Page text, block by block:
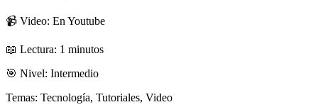
📹 Video: En Youtube
📖 Lectura: 1 minutos
🎯 Nivel: Intermedio
Temas: Tecnología, Tutoriales, Video